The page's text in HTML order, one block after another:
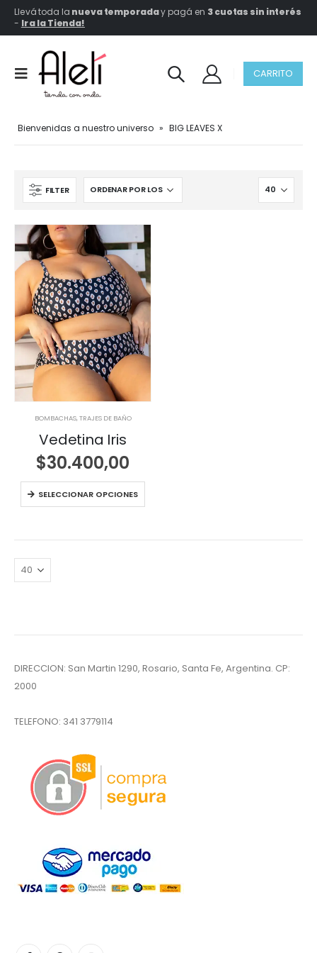
Llevá toda la nueva temporaday pagá en 3 cuotas sin interés
- Ir a la Tienda!
CARRITO
Bienvenidas a nuestro universo » BIG LEAVES X
FILTER
BOMBACHAS,TRAJES DE BAÑO
Vedetina Iris
$30.400,00
SELECCIONAR OPCIONES
DIRECCION: San Martin 1290, Rosario, Santa Fe, Argentina. CP:
2000
TELEFONO: 341 3779114